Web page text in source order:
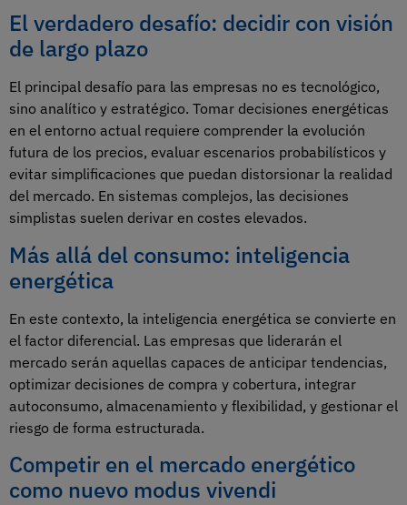
El verdadero desafío: decidir con visión
de largo plazo
El principal desafío para las empresas no es tecnológico,
sino analítico y estratégico. Tomar decisiones energéticas
en el entorno actual requiere comprender la evolución
futura de los precios, evaluar escenarios probabilísticos y
evitar simplificaciones que puedan distorsionar la realidad
del mercado. En sistemas complejos, las decisiones
simplistas suelen derivar en costes elevados.
Más allá del consumo: inteligencia
energética
En este contexto, la inteligencia energética se convierte en
el factor diferencial. Las empresas que liderarán el
mercado serán aquellas capaces de anticipar tendencias,
optimizar decisiones de compra y cobertura, integrar
autoconsumo, almacenamiento y flexibilidad, y gestionar el
riesgo de forma estructurada.
Competir en el mercado energético
como nuevo modus vivendi